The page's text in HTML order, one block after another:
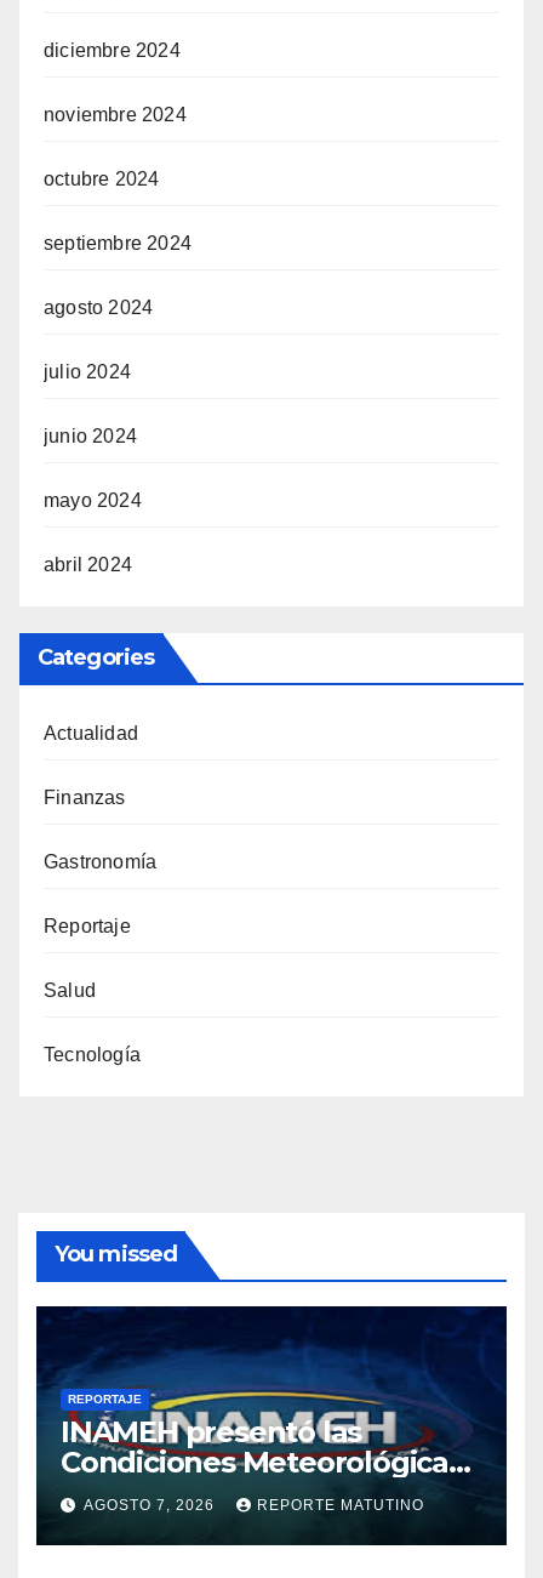
diciembre 2024
noviembre 2024
octubre 2024
septiembre 2024
agosto 2024
julio 2024
junio 2024
mayo 2024
abril 2024
Categories
Actualidad
Finanzas
Gastronomía
Reportaje
Salud
Tecnología
You missed
REPORTAJE
INAMEH presentó las
Condiciones Meteorológicas
para las próximas 24 horas,
de este viernes 7 de agosto
2026
AGOSTO 7, 2026 REPORTE MATUTINO